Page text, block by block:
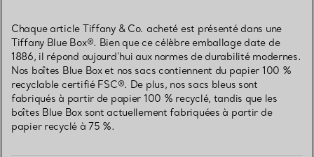
Chaque article Tiffany & Co. acheté est présenté dans une
Tiffany Blue Box®. Bien que ce célèbre emballage date de
1886, il répond aujourd’hui aux normes de durabilité modernes.
Nos boîtes Blue Box et nos sacs contiennent du papier 100 %
recyclable certifié FSC®. De plus, nos sacs bleus sont
fabriqués à partir de papier 100 % recyclé, tandis que les
boîtes Blue Box sont actuellement fabriquées à partir de
papier recyclé à 75 %.